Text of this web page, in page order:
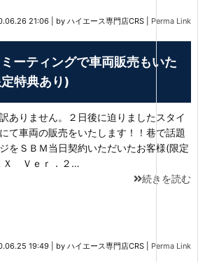
21:06 by ハイエース専門店CRS Perma Link
ーティングで車両販売もいた
特典あり)
ありません。２日後に迫りましたスタイ
て車両の販売をいたします！！巷で話題
をＳＢＭ当日契約いただいたお客様(限定
Ｘ Ｖｅｒ．２…
続きを読む
19:49 by ハイエース専門店CRS Perma Link